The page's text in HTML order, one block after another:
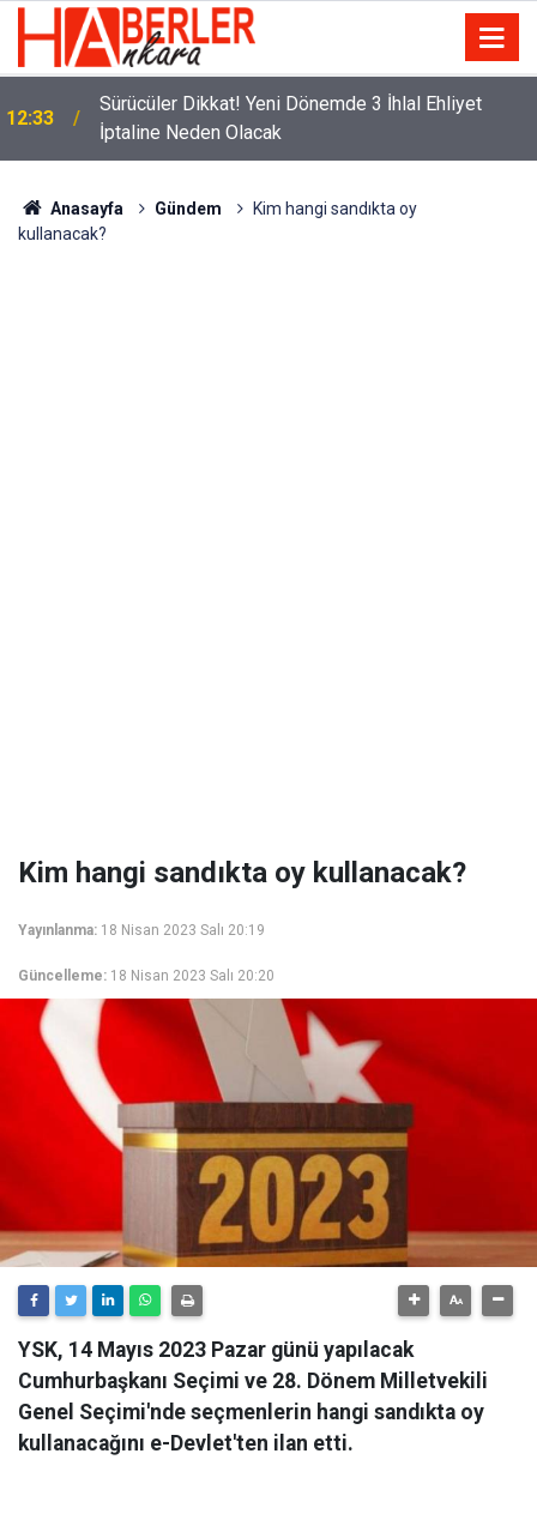
12:33
Sürücüler Dikkat! Yeni Dönemde 3 İhlal Ehliyet
İptaline Neden Olacak
Anasayfa Gündem
Kim hangi sandıkta oy
kullanacak?
Kim hangi sandıkta oy kullanacak?
Yayınlanma: 18 Nisan 2023 Salı 20:19
Güncelleme: 18 Nisan 2023 Salı 20:20
YSK, 14 Mayıs 2023 Pazar günü yapılacak
Cumhurbaşkanı Seçimi ve 28. Dönem Milletvekili
Genel Seçimi'nde seçmenlerin hangi sandıkta oy
kullanacağını e-Devlet'ten ilan etti.